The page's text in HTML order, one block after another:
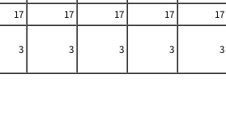
17 17 17 17
17
3 3 3 3 3